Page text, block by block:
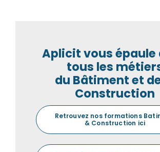
Aplicit vous épaule
tous les
du Bâtiment et
Construction
Retrouvez nos formations
& Construction ici